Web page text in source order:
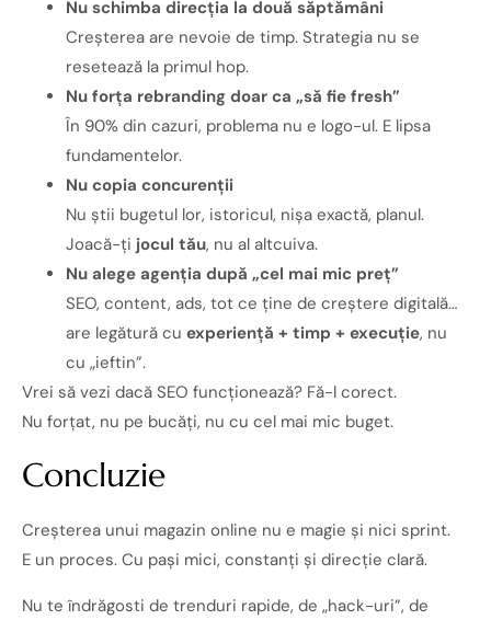
Nu schimba direcția la două săptămâni
Creșterea are nevoie de timp. Strategia nu se
resetează la primul hop.
Nu forța rebranding doar ca „să fie fresh”
În 90% din cazuri, problema nu e logo-ul. E lipsa
fundamentelor.
Nu copia concurenții
Nu știi bugetul lor, istoricul, nișa exactă, planul.
Joacă-ți jocul tău, nu al altcuiva.
Nu alege agenția după „cel mai mic preț”
SEO, content, ads, tot ce ține de creștere digitală…
are legătură cu experiență + timp + execuție, nu
cu „ieftin”.
Vrei să vezi dacă SEO funcționează? Fă-l corect.
Nu forțat, nu pe bucăți, nu cu cel mai mic buget.
Concluzie
Creșterea unui magazin online nu e magie și nici sprint.
E un proces. Cu pași mici, constanți și direcție clară.
Nu te îndrăgosti de trenduri rapide, de „hack-uri”, de